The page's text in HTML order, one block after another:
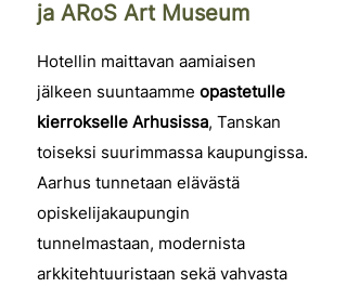
ja ARoS Art Museum
Hotellin maittavan aamiaisen
jälkeen suuntaamme opastetulle
kierrokselle Arhusissa, Tanskan
toiseksi suurimmassa kaupungissa.
Aarhus tunnetaan elävästä
opiskelijakaupungin
tunnelmastaan, modernista
arkkitehtuuristaan sekä vahvasta